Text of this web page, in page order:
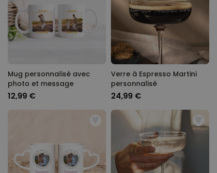
Mug personnalisé avec
photo et message
12,99 €
Verre à Espresso Martini
personnalisé
24,99 €